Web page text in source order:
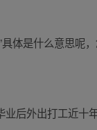
体是什么意思呢
后外出打工近